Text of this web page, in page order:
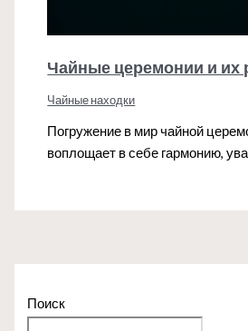
Чайные церемонии и их
Чайные находки
Погружение в мир чайной
воплощает в себе гармонию,
Поиск